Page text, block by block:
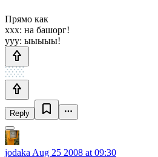
Прямо как
xxx: на башорг!
yyy: ыыыыы!
Reply
jodaka Aug 25 2008 at 09:30